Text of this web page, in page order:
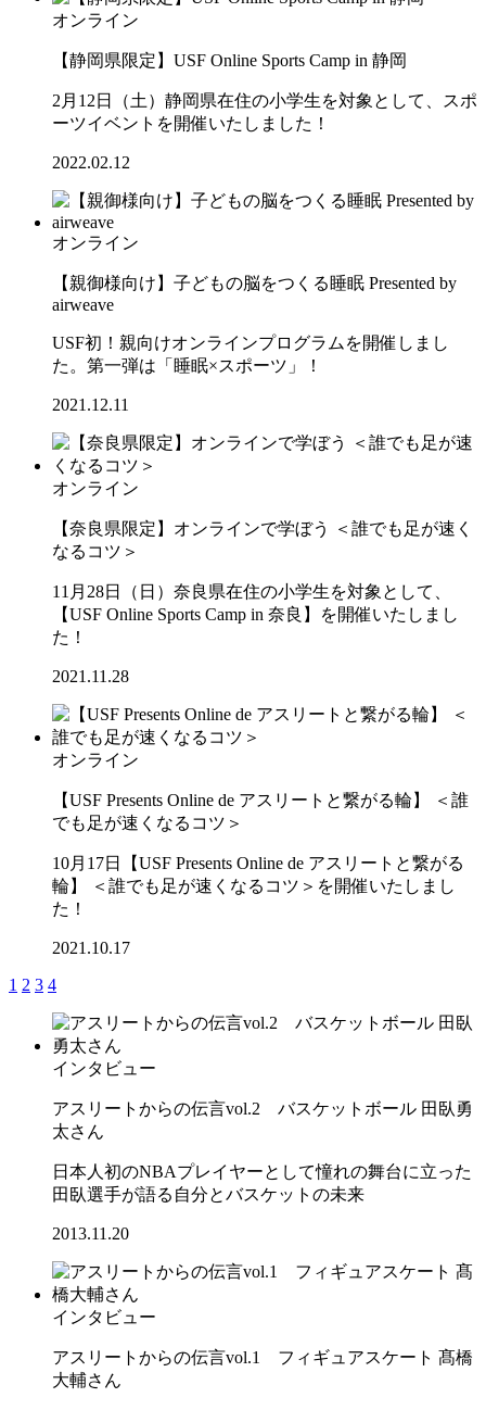
オンライン
【静岡県限定】USF Online Sports Camp in 静岡
2月12日（土）静岡県在住の小学生を対象として、スポ
ーツイベントを開催いたしました！
2022.02.12
オンライン
【親御様向け】子どもの脳をつくる睡眠 Presented by
airweave
USF初！親向けオンラインプログラムを開催しまし
た。第一弾は「睡眠×スポーツ」！
2021.12.11
オンライン
【奈良県限定】オンラインで学ぼう ＜誰でも足が速く
なるコツ＞
11月28日（日）奈良県在住の小学生を対象として、
【USF Online Sports Camp in 奈良】を開催いたしまし
た！
2021.11.28
オンライン
【USF Presents Online de アスリートと繋がる輪】 ＜誰
でも足が速くなるコツ＞
10月17日【USF Presents Online de アスリートと繋がる
輪】 ＜誰でも足が速くなるコツ＞を開催いたしまし
た！
2021.10.17
1 2 3 4
インタビュー
アスリートからの伝言vol.2 バスケットボール 田臥勇
太さん
日本人初のNBAプレイヤーとして憧れの舞台に立った
田臥選手が語る自分とバスケットの未来
2013.11.20
インタビュー
アスリートからの伝言vol.1 フィギュアスケート 髙橋
大輔さん